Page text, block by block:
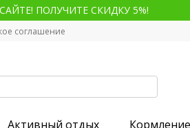
ПОЛУЧИТЕ СКИДКУ 5%!
соглашение
Активный отдых Кормление